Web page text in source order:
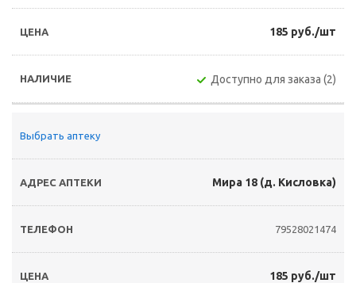
185 руб./шт
Доступно для заказа (2)
Выбрать аптеку
Мира 18 (д. Кисловка)
79528021474
185 руб./шт